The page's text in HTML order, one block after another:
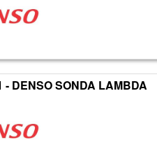
- DENSO SONDA LAMBDA